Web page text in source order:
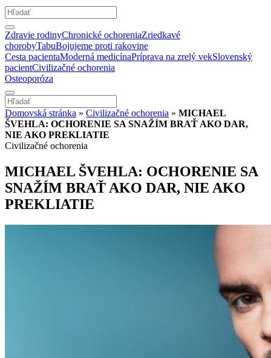
Zdravie rodinyChronické ochoreniaZriedkavé
chorobyTabuBojujeme proti rakovine
Cesta pacientaModerná medicínaPríprava na zrelý vekSlovenský
pacientCivilizačné ochorenia
Osteoporóza
Domovská stránka » Civilizačné ochorenia » MICHAEL
ŠVEHLA: OCHORENIE SA SNAŽÍM BRAŤ AKO DAR,
NIE AKO PREKLIATIE
Civilizačné ochorenia
MICHAEL ŠVEHLA: OCHORENIE SA
SNAŽÍM BRAŤ AKO DAR, NIE AKO
PREKLIATIE